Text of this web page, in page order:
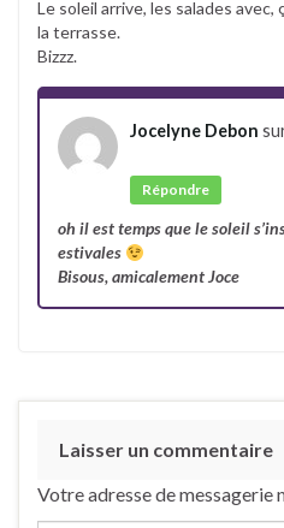
Le soleil arrive, les salades
la terrasse.
Bizzz.
Jocelyne Debon
Répondre
oh il est temps que le soleil
estivales
Bisous, amicalement Joce
Laisser un commentaire
Votre adresse de messagerie